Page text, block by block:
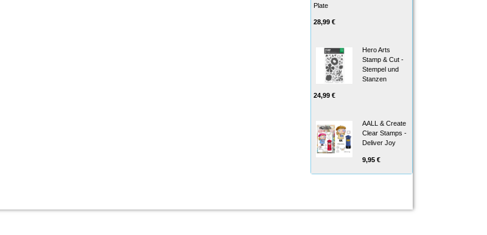
Plate
28,99 €
Hero Arts
Stamp & Cut -
Stempel und
Stanzen
24,99 €
AALL & Create
Clear Stamps -
Deliver Joy
9,95 €